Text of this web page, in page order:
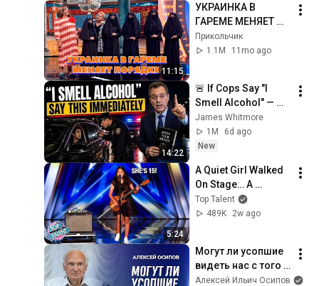
@bjornbrenton
11:15
УКРАИНКА В
ГАРЕМЕ МЕНЯЕТ
ПОРЯДКИ
Прикольчик
1.1M
11mo ago
14:22
🚨 If Cops Say "I
Smell Alcohol" —
Say THIS
Immediately (It's a
Trap)
James Whitmore
1M
6d ago
New
5:24
A Quiet Girl Walked
On Stage… A
ROCKSTAR Walked
Off!
Top Talent
489K
2w ago
Могут ли усопшие
видеть нас с того
света? / А.И.
Алексей Ильич Осипов